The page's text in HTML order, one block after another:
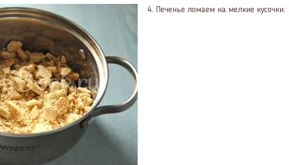
4. Печенье ломаем на мелкие кусочки.